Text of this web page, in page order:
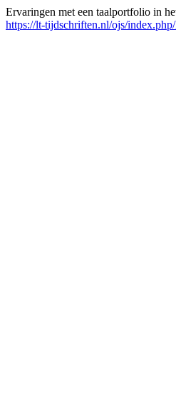
Ervaringen met een taalportfolio in
https://lt-tijdschriften.nl/ojs/